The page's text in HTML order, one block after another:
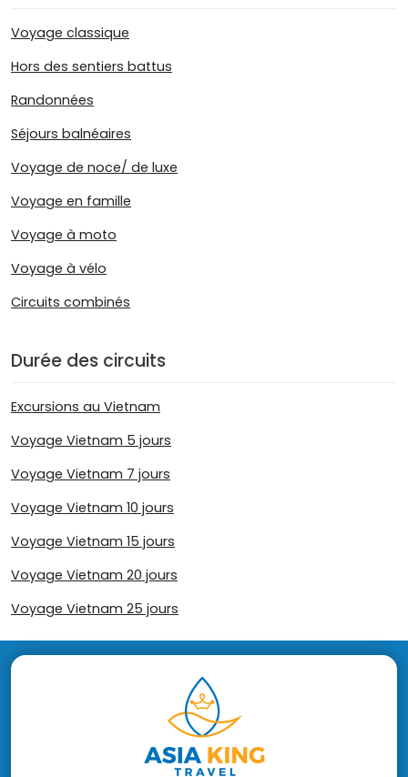
Voyage classique
Hors des sentiers battus
Randonnées
Séjours balnéaires
Voyage de noce/ de luxe
Voyage en famille
Voyage à moto
Voyage à vélo
Circuits combinés
Durée des circuits
Excursions au Vietnam
Voyage Vietnam 5 jours
Voyage Vietnam 7 jours
Voyage Vietnam 10 jours
Voyage Vietnam 15 jours
Voyage Vietnam 20 jours
Voyage Vietnam 25 jours